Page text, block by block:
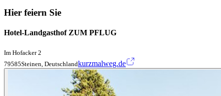
Hier feiern Sie
Hotel-Landgasthof ZUM PFLUG
Im Hofacker 2
79585Steinen, Deutschlandkurzmalweg.de